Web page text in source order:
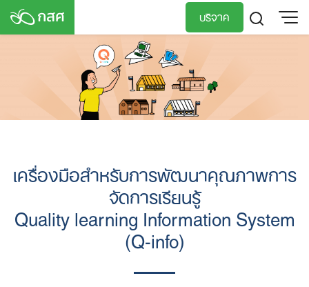
Skip
บริจาค
เครื่องมือสำหรับการพัฒนาคุณภาพการ
จัดการเรียนรู้
Quality learning Information System
(Q-info)